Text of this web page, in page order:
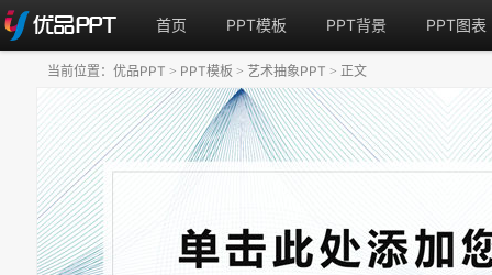
首页 PPT模板 PPT背景 PPT图表
当前位置： 优品PPT > PPT模板 > 艺术抽象PPT > 正文